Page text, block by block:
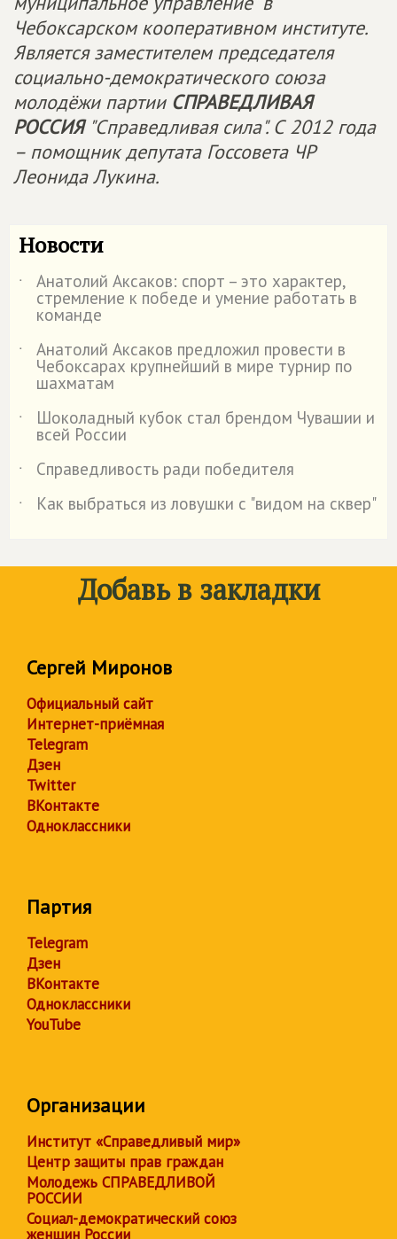
Чебоксарском кооперативном институте.
Является заместителем председателя
социально-демократического союза
молодёжи партии СПРАВЕДЛИВАЯ
РОССИЯ"Справедливая сила". С 2012 года
– помощник депутата Госсовета ЧР
Леонида Лукина.
Новости
˙ Анатолий Аксаков: спорт – это характер,
стремление к победе и умение работать в
команде
˙
Анатолий Аксаков предложил провести в
Чебоксарах крупнейший в мире турнир по
шахматам
˙
Шоколадный кубок стал брендом Чувашии и
всей России
˙
Справедливость ради победителя
˙
Как выбраться из ловушки с "видом на сквер"
Добавь в закладки
Сергей Миронов
Официальный сайт
Интернет-приёмная
Telegram
Дзен
Twitter
ВКонтакте
Одноклассники
Партия
Telegram
Дзен
ВКонтакте
Одноклассники
YouTube
Организации
Институт «Справедливый мир»
Центр защиты прав граждан
Молодежь СПРАВЕДЛИВОЙ
РОССИИ
Социал-демократический союз
женщин России